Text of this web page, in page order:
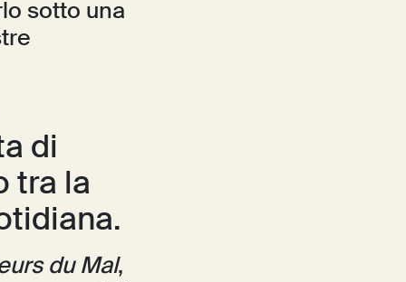
sotto una
di
tra la
du Mal,